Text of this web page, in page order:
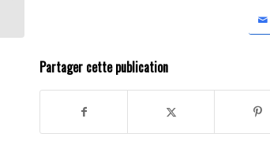
Partager cette publication